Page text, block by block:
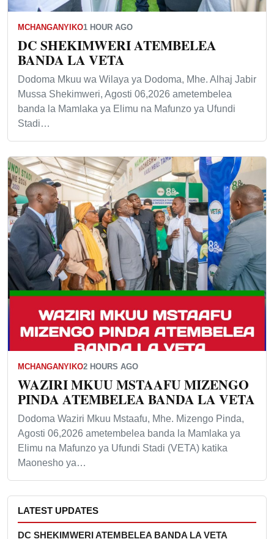
MCHANGANYIKO1 HOUR AGO
DC SHEKIMWERI ATEMBELEA
BANDA LA VETA
Dodoma Mkuu wa Wilaya ya Dodoma, Mhe. Alhaj Jabir
Mussa Shekimweri, Agosti 06,2026 ametembelea
banda la Mamlaka ya Elimu na Mafunzo ya Ufundi
Stadi…
MCHANGANYIKO2 HOURS AGO
WAZIRI MKUU MSTAAFU MIZENGO
PINDA ATEMBELEA BANDA LA VETA
Dodoma Waziri Mkuu Mstaafu, Mhe. Mizengo Pinda,
Agosti 06,2026 ametembelea banda la Mamlaka ya
Elimu na Mafunzo ya Ufundi Stadi (VETA) katika
Maonesho ya…
LATEST UPDATES
DC SHEKIMWERI ATEMBELEA BANDA LA VETA